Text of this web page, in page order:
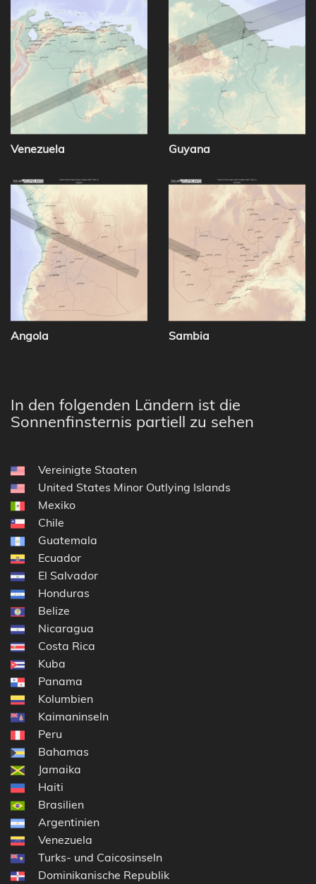
Venezuela Guyana
Angola Sambia
In den folgenden Ländern ist die
Sonnenfinsternis partiell zu sehen
Vereinigte Staaten
United States Minor Outlying Islands
Mexiko
Chile
Guatemala
Ecuador
El Salvador
Honduras
Belize
Nicaragua
Costa Rica
Kuba
Panama
Kolumbien
Kaimaninseln
Peru
Bahamas
Jamaika
Haiti
Brasilien
Argentinien
Venezuela
Turks- und Caicosinseln
Dominikanische Republik